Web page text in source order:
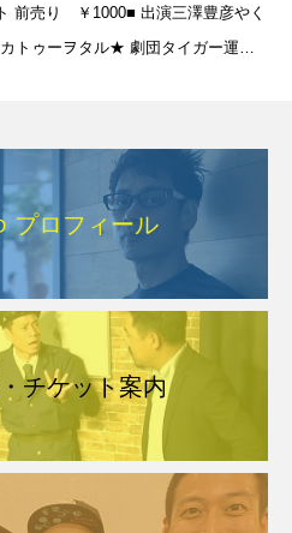
売り ￥1000■ 出演三澤豊彦やく
トゥーヲタル★ 劇団タイガー運
プロフィール
チケット案内